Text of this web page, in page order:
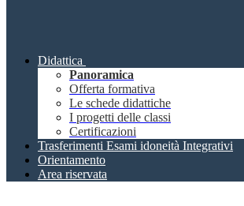
Didattica
Panoramica
Offerta formativa
Le schede didattiche
I progetti delle classi
Certificazioni
Trasferimenti Esami idoneità Integrativi
Orientamento
Area riservata